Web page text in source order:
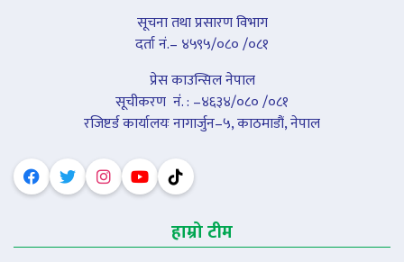
सूचना तथा प्रसारण विभाग
दर्ता नं.– ४५९५/०८० /०८१
प्रेस काउन्सिल नेपाल
सूचीकरण नंं. : –४६३४/०८० /०८१
रजिष्टर्ड कार्यालयः नागार्जुन–५, काठमाडौं, नेपाल
हाम्रो टीम